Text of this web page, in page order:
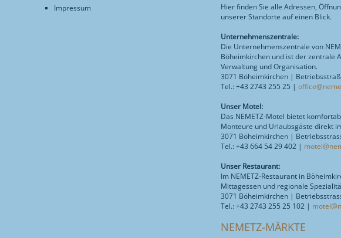
Impressum
Hier finden Sie alle Adressen,
unserer Standorte auf einen Blick.
Unternehmenszentrale:
Die Unternehmenszentrale von
Böheimkirchen und ist der zentrale
Verwaltung und Organisation.
3071 Böheimkirchen |
Tel.: +43 2743 255 25 |
Unser Motel:
Das NEMETZ-Motel bietet
Monteure und Urlaubsgäste direkt
3071 Böheimkirchen |
Tel.: +43 664 54 29 402 |
Unser Restaurant:
Im NEMETZ-Restaurant in
Mittagessen und regionale
3071 Böheimkirchen |
Tel.: +43 2743 255 25 102 |
NEMETZ-MÄRKTE